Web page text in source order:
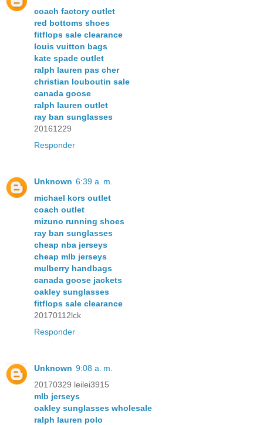
coach factory outlet
red bottoms shoes
fitflops sale clearance
louis vuitton bags
kate spade outlet
ralph lauren pas cher
christian louboutin sale
canada goose
ralph lauren outlet
ray ban sunglasses
20161229
Responder
Unknown 6:39 a. m.
michael kors outlet
coach outlet
mizuno running shoes
ray ban sunglasses
cheap nba jerseys
cheap mlb jerseys
mulberry handbags
canada goose jackets
oakley sunglasses
fitflops sale clearance
20170112lck
Responder
Unknown 9:08 a. m.
20170329 leilei3915
mlb jerseys
oakley sunglasses wholesale
ralph lauren polo